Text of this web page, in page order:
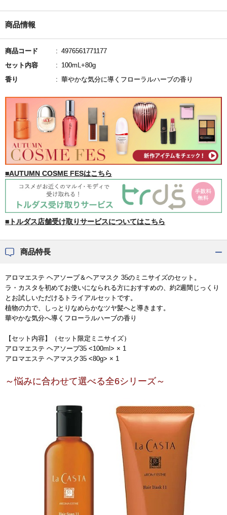
商品情報
商品コード
4976561771177
セット内容
100mL+80g
香り
華やかな気分に導くフローラルハーブの香り
■AUTUMN COSME FESはこちら
■トルダス店舗受け取りサービスについてはこちら
商品特長
アロマエステ ヘアソープ＆ヘアマスク 35のミニサイズのセット。
ラ・カスタを初めてお使いになられる方におすすめの、約2週間じっくり
とお試しいただけるトライアルセットです。
植物の力で、しっとりなめらかなツヤ髪へと導きます。
華やかな気分へ導くフローラルハーブの香り
【セット内容】（セット限定ミニサイズ）
アロマエステ ヘアソープ35 <100ml> × 1
アロマエステ ヘアマスク35 <80g> × 1
～悩みに合わせて選べる全6シリーズ～